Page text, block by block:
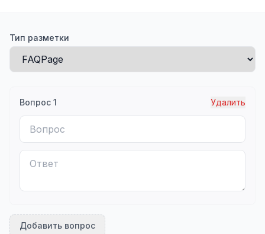
Тип разметки
Вопрос 1 Удалить
Добавить вопрос